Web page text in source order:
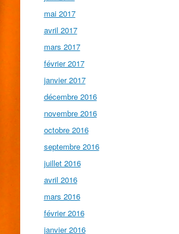
mai 2017
avril 2017
mars 2017
février 2017
janvier 2017
décembre 2016
novembre 2016
octobre 2016
septembre 2016
juillet 2016
avril 2016
mars 2016
février 2016
janvier 2016